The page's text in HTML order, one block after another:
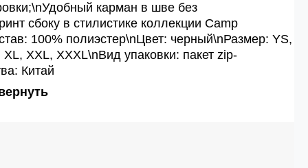
карман в шве без
сбоку в стилистике коллекции Camp
100% полиэстер\nЦвет: черный\nРазмер: YS,
XXL, XXXL\nВид упаковки: пакет zip-
Китай